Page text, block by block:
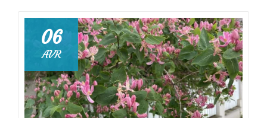
un
festin
pour
la
petite
faune!
06
AVR